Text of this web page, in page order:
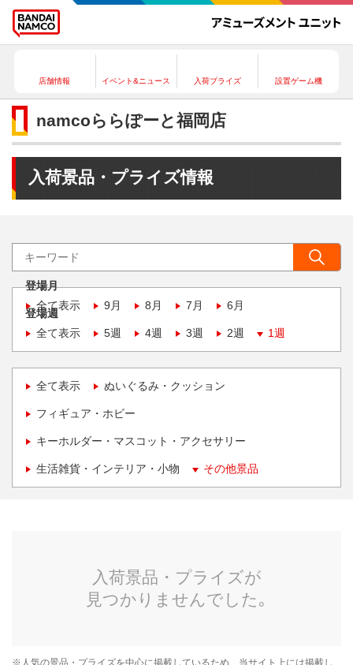
店舗情報 イベント&ニュース 入荷プライズ 設置ゲーム機
namcoららぽーと福岡店
入荷景品・プライズ情報
登場月
全て表示
9月 8月 7月 6月
登場週
全て表示
5週 4週 3週 2週 1週
全て表示 ぬいぐるみ・クッション
フィギュア・ホビー
キーホルダー・マスコット・アクセサリー
生活雑貨・インテリア・小物 その他景品